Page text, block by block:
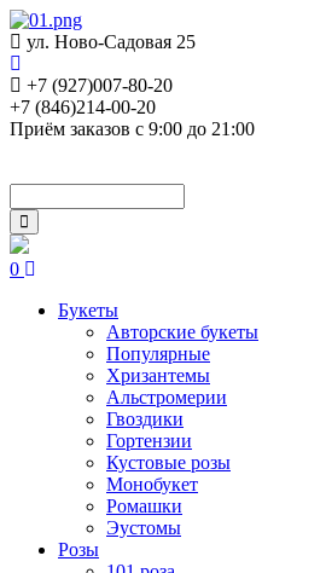
ул. Ново-Садовая 25
+7 (927)007-80-20
+7 (846)214-00-20
Приём заказов с 9:00 до 21:00
0
Букеты
Авторские букеты
Популярные
Хризантемы
Альстромерии
Гвоздики
Гортензии
Кустовые розы
Монобукет
Ромашки
Эустомы
Розы